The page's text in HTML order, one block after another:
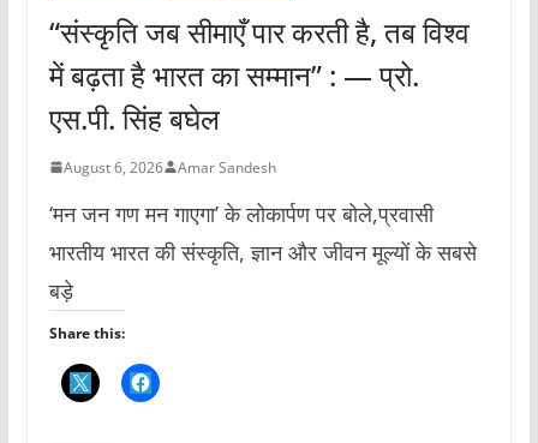
“संस्कृति जब सीमाएँ पार करती है, तब विश्व
में बढ़ता है भारत का सम्मान” : — प्रो.
एस.पी. सिंह बघेल
August 6, 2026 Amar Sandesh
‘मन जन गण मन गाएगा’ के लोकार्पण पर बोले,प्रवासी
भारतीय भारत की संस्कृति, ज्ञान और जीवन मूल्यों के सबसे
बड़े
Share this: